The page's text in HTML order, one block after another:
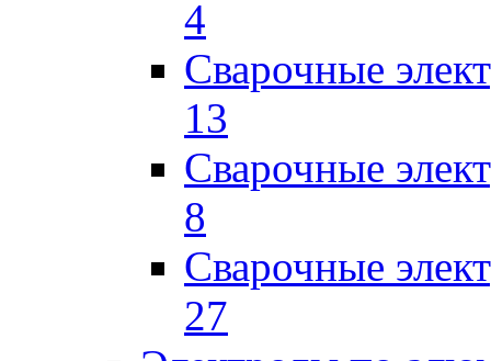
4
Сварочные
13
Сварочные
8
Сварочные
27